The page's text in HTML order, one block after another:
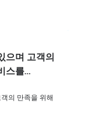
으며 고객의
스를…
의 만족을 위해